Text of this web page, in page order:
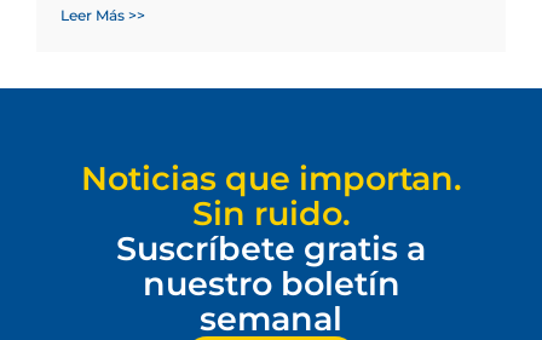
Leer Más >>
Noticias que importan.
Sin ruido.
Suscríbete gratis a
nuestro boletín
semanal